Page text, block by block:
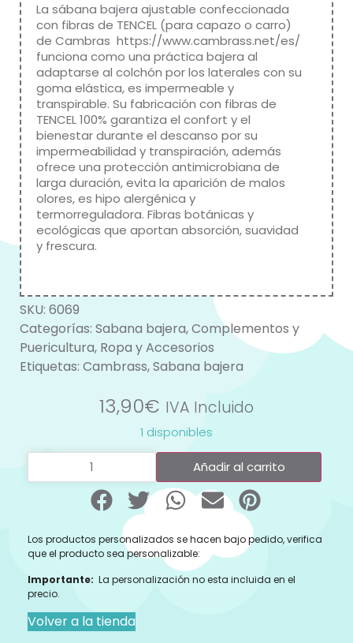
La sábana bajera ajustable confeccionada
con fibras de TENCEL (para capazo o carro)
de Cambras https://www.cambrass.net/es/
funciona como una práctica bajera al
adaptarse al colchón por los laterales con su
goma elástica, es impermeable y
transpirable. Su fabricación con fibras de
TENCEL 100% garantiza el confort y el
bienestar durante el descanso por su
impermeabilidad y transpiración, además
ofrece una protección antimicrobiana de
larga duración, evita la aparición de malos
olores, es hipo alergénica y
termorreguladora. Fibras botánicas y
ecológicas que aportan absorción, suavidad
y frescura.
SKU: 6069
Categorías: Sabana bajera,Complementos y
Puericultura, Ropa y Accesorios
Etiquetas: Cambrass,Sabana bajera
13,90€ IVA Incluido
1 disponibles
Añadir al carrito
Los productos personalizados se hacen bajo pedido, verifica
que el producto sea personalizable:
Importante: La personalización no esta incluida en el
precio.
Volver a la tienda